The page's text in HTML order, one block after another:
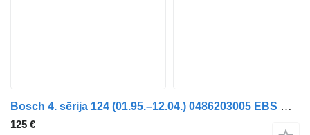
Bosch 4. sērija 124 (01.95.–12.04.) 0486203005 EBS modulators paredzēts Scania 4-series (1995-2006) kravas automašīnas
125 €